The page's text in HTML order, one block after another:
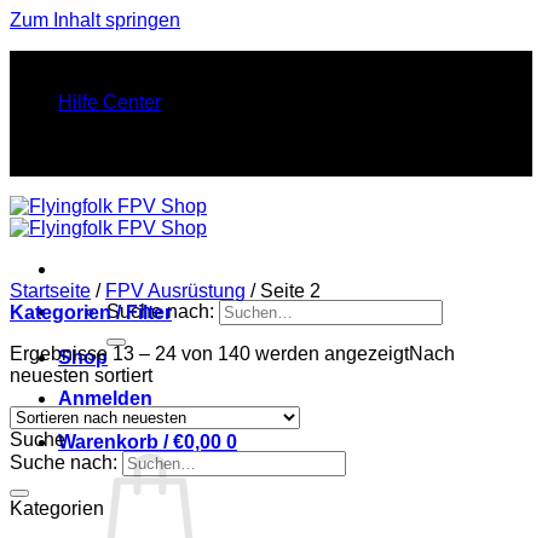
Zum Inhalt springen
Hilfe Center
Suche nach:
Shop
Anmelden
Warenkorb /€0,00 0
Startseite / FPV Ausrüstung /Seite 2
Kategorien / Filter
Ergebnisse 13 – 24 von 140 werden angezeigtNach
neuesten sortiert
Suche
Suche nach:
Kategorien